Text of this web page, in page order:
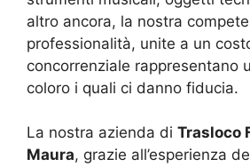
altro ancora, la nostra
professionalità, unite a un
concorrenziale rappresentano
coloro i quali ci danno fiducia.
La nostra azienda di Trasloco
Maura, grazie all’esperienza